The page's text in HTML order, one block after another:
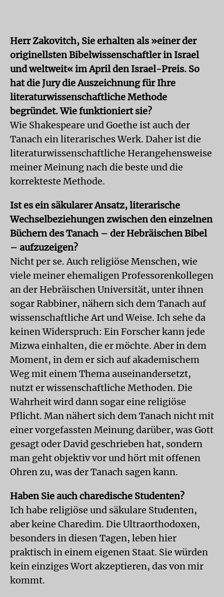
Herr Zakovitch, Sie erhalten als »einer der
originellsten Bibelwissenschaftler in Israel
und weltweit« im April den Israel-Preis. So
hat die Jury die Auszeichnung für Ihre
literaturwissenschaftliche Methode
begründet. Wie funktioniert sie?
Wie Shakespeare und Goethe ist auch der
Tanach ein literarisches Werk. Daher ist die
literaturwissenschaftliche Herangehensweise
meiner Meinung nach die beste und die
korrekteste Methode.
Ist es ein säkularer Ansatz, literarische
Wechselbeziehungen zwischen den einzelnen
Büchern des Tanach – der Hebräischen Bibel
– aufzuzeigen?
Nicht per se. Auch religiöse Menschen, wie
viele meiner ehemaligen Professorenkollegen
an der Hebräischen Universität, unter ihnen
sogar Rabbiner, nähern sich dem Tanach auf
wissenschaftliche Art und Weise. Ich sehe da
keinen Widerspruch: Ein Forscher kann jede
Mizwa einhalten, die er möchte. Aber in dem
Moment, in dem er sich auf akademischem
Weg mit einem Thema auseinandersetzt,
nutzt er wissenschaftliche Methoden. Die
Wahrheit wird dann sogar eine religiöse
Pflicht. Man nähert sich dem Tanach nicht mit
einer vorgefassten Meinung darüber, was Gott
gesagt oder David geschrieben hat, sondern
man geht objektiv vor und hört mit offenen
Ohren zu, was der Tanach sagen kann.
Haben Sie auch charedische Studenten?
Ich habe religiöse und säkulare Studenten,
aber keine Charedim. Die Ultraorthodoxen,
besonders in diesen Tagen, leben hier
praktisch in einem eigenen Staat. Sie würden
kein einziges Wort akzeptieren, das von mir
kommt.